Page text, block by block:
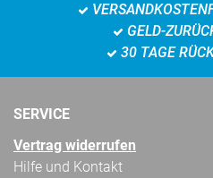
GELD-
30 TAGE
SERVICE
Vertrag widerrufen
Hilfe und Kontakt